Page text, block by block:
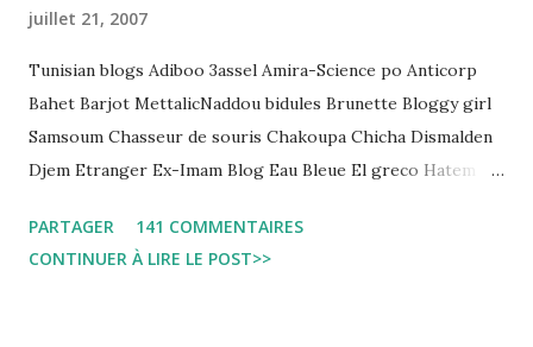
juillet 21, 2007
Tunisian blogs Adiboo 3assel Amira-Science po Anticorp
Bahet Barjot MettalicNaddou bidules Brunette Bloggy girl
Samsoum Chasseur de souris Chakoupa Chicha Dismalden
Djem Etranger Ex-Imam Blog Eau Bleue El greco Hatem
Leila fi amarikia Little Sarah American girl Massir mots a
dire Mouch ex Mazzika Tun...
PARTAGER
141 COMMENTAIRES
CONTINUER À LIRE LE POST>>